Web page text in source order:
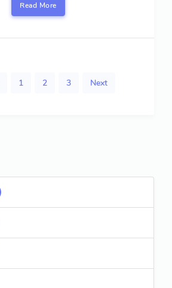
Read More
1 2 3 Next